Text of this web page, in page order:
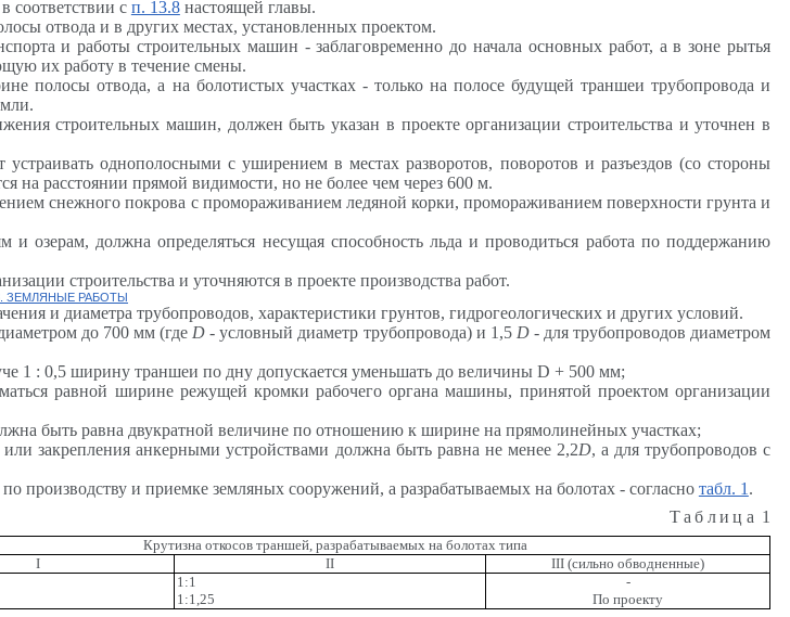
соответствии с п. 13.8 настоящей главы.
отвода и в других местах, установленных проектом.
и работы строительных машин - заблаговременно до начала основных работ, а в зоне рытья
их работу в течение смены.
полосы отвода, а на болотистых участках - только на полосе будущей траншеи трубопровода и
строительных машин, должен быть указан в проекте организации строительства и уточнен в
однополосными с уширением в местах разворотов, поворотов и разъездов (со стороны
на расстоянии прямой видимости, но не более чем через 600 м.
снежного покрова с промораживаниемледяной корки, промораживаниемповерхности грунта и
озерам, должна определяться несущая способность льда и проводиться работа по поддержанию
строительства и уточняются в проекте производства работ.
ЗЕМЛЯНЫЕ РАБОТЫ
и диаметра трубопроводов, характеристики грунтов, гидрогеологических и других условий.
до 700 мм (где D - условный диаметр трубопровода) и 1,5 D- для трубопроводов диаметром
1 : 0,5 ширину траншеи по дну допускается уменьшать до величины D + 500 мм;
равной ширине режущей кромки рабочего органа машины, принятой проектом организации
быть равна двукратной величине по отношению к ширине на прямолинейных участках;
закрепления анкерными устройствами должна быть равна не менее 2,2D, а для трубопроводов с
по производству и приемке земляных сооружений, а разрабатываемых на болотах - согласно табл. 1 .
Таблица 1
Крутизна откосов траншей, разрабатываемых на болотах типа
I
II III (сильно обводненные)
1:1
-
1:1,25 По проекту